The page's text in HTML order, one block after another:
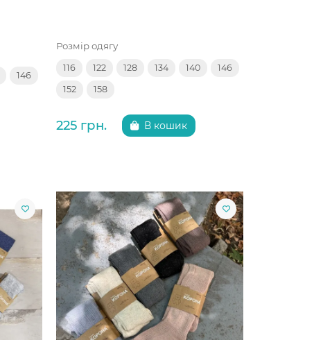
146
Розмір одягу
116 122 128 134 140 146
152 158
225 грн. В кошик